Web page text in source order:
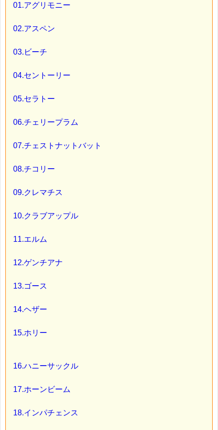
01.アグリモニー
02.アスペン
03.ビーチ
04.セントーリー
05.セラトー
06.チェリープラム
07.チェストナットバット
08.チコリー
09.クレマチス
10.クラブアップル
11.エルム
12.ゲンチアナ
13.ゴース
14.ヘザー
15.ホリー
16.ハニーサックル
17.ホーンビーム
18.インパチェンス